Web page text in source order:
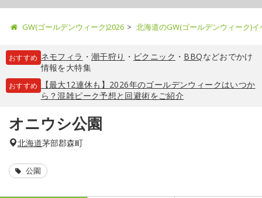
GW(ゴールデンウィーク)2026 北海道のGW(ゴールデンウィーク)
おすすめ ネモフィラ ・ 潮干狩り ・ ピクニック ・ BBQなどおでかけ
情報を大特集
おすすめ
【最大12連休も】2026年のゴールデンウィークはいつか
ら？混雑ピーク予想と回避術をご紹介
オニウシ公園
北海道茅部郡森町
公園